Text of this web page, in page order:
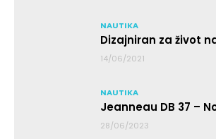
NAUTIKA
Dizajniran za život
14/06/2021
NAUTIKA
Jeanneau DB 37 –
28/06/2023